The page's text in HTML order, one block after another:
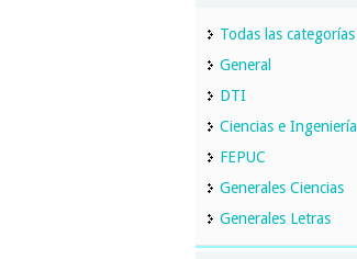
Todas las categorías
General
DTI
Ciencias e Ingeniería
FEPUC
Generales Ciencias
Generales Letras